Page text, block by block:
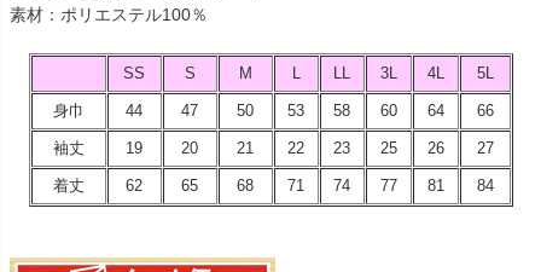
素材：ポリエステル100％
SS S M L LL 3L 4L 5L
身巾 44 47 50 53 58 60 64 66
袖丈 19 20 21 22 23 25 26 27
着丈 62 65 68 71 74 77 81 84